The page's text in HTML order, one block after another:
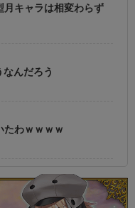
月キャラは相変わらず
なんだろう
たわｗｗｗｗ